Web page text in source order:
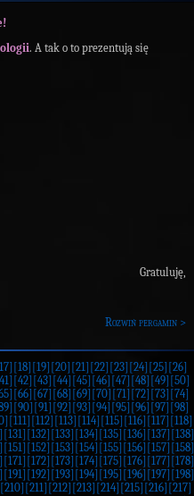
. A tak o to prezentują się
Gratuluję,
Rozwiń pergamin >
[18] [19] [20] [21] [22] [23] [24] [25] [26]
[42] [43] [44] [45] [46] [47] [48] [49] [50]
[66] [67] [68] [69] [70] [71] [72] [73] [74]
[90] [91] [92] [93] [94] [95] [96] [97] [98]
[111] [112] [113] [114] [115] [116] [117] [118]
[131] [132] [133] [134] [135] [136] [137] [138]
[151] [152] [153] [154] [155] [156] [157] [158]
[171] [172] [173] [174] [175] [176] [177] [178]
[191] [192] [193] [194] [195] [196] [197] [198]
[210] [211] [212] [213] [214] [215] [216] [217]